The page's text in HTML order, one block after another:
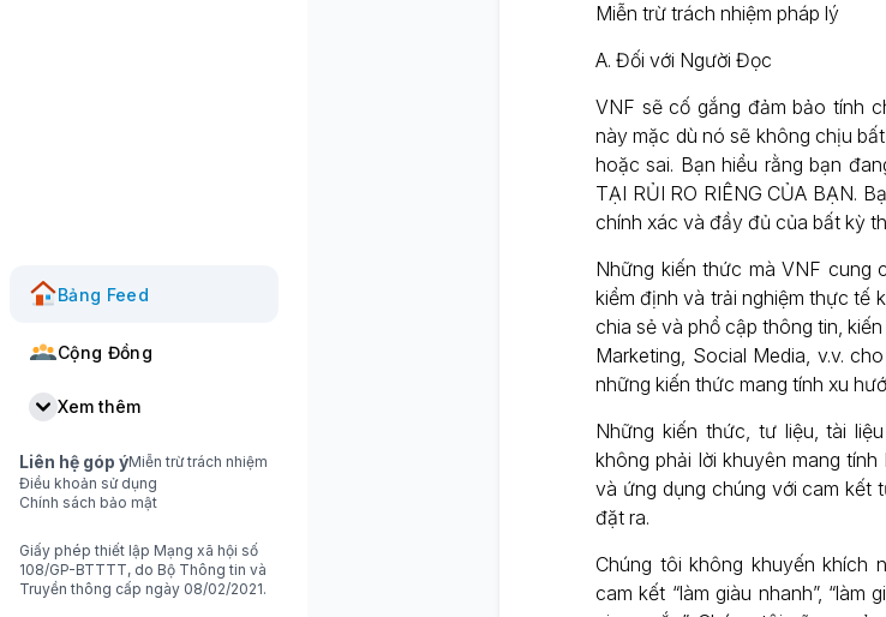
Bảng Feed
Cộng Đồng
Xem thêm
Liên hệ góp ýMiễn trừ trách nhiệm
Điều khoản sử dụng
Chính sách bảo mật
Giấy phép thiết lập Mạng xã hội số
108/GP-BTTTT, do Bộ Thông tin và
Truyền thông cấp ngày 08/02/2021.
Miễn trừ trách nhiệm pháp lý
A. Đối với Người Đọc
VNF sẽ cố gắng đảm bảo tính
này mặc dù nó sẽ không chịu
hoặc sai. Bạn hiểu rằng bạn
TẠI RỦI RO RIÊNG CỦA BẠN.
chính xác và đầy đủ của bất kỳ
Những kiến thức mà VNF cung
kiểm định và trải nghiệm thực tế
chia sẻ và phổ cập thông tin,
Marketing, Social Media, v.v.
những kiến thức mang tính xu
Những kiến thức, tư liệu, tài
không phải lời khuyên mang
và ứng dụng chúng với cam kết
đặt ra.
Chúng tôi không khuyến khích
cam kết “làm giàu nhanh”, “làm